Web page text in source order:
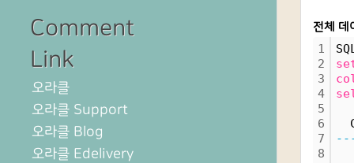
Comment
Link
오라클
오라클 Support
오라클 Blog
오라클 Edelivery
전체 데
1
2
3
4
5
6
7
8